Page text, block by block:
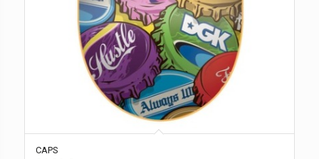
CAPS